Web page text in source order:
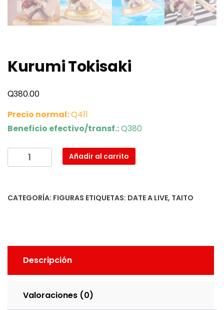
Kurumi Tokisaki
Q380.00
Precio normal:Q411
Beneficio efectivo/transf.:Q380
Kurumi
Tokisaki
Añadir al carrito
CATEGORÍA: FIGURAS ETIQUETAS: DATE A LIVE, TAITO
Descripción
Valoraciones (0)